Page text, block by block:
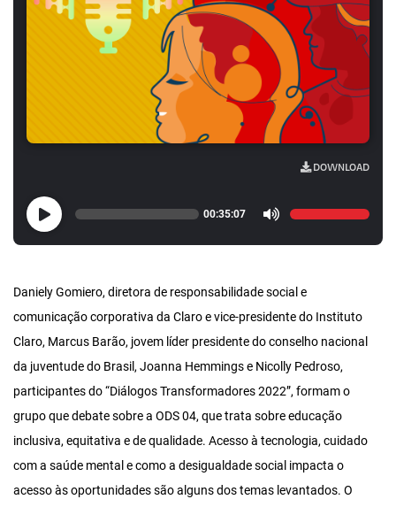
DOWNLOAD
00:35:07
Daniely Gomiero, diretora de responsabilidade social e
comunicação corporativa da Claro e vice-presidente do Instituto
Claro, Marcus Barão, jovem líder presidente do conselho nacional
da juventude do Brasil, Joanna Hemmings e Nicolly Pedroso,
participantes do “Diálogos Transformadores 2022”, formam o
grupo que debate sobre a ODS 04, que trata sobre educação
inclusiva, equitativa e de qualidade. Acesso à tecnologia, cuidado
com a saúde mental e como a desigualdade social impacta o
acesso às oportunidades são alguns dos temas levantados. O